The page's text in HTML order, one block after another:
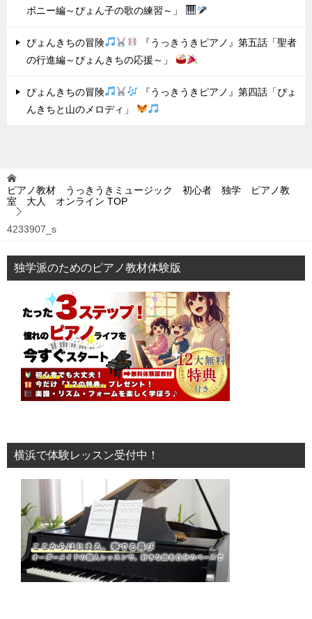
ボニー編～ぴょん子の歌の練習～」
ぴょんきちの冒険
『うっきうきピアノ』第五話「聖者
の行進編～ぴょんきちの応援～」
ぴょんきちの冒険
『うっきうきピアノ』第四話「ぴょ
んきちと山のメロディ」
ピアノ教材 うっきうきミュージック 初心者 独学 ピアノ教
室 大人 オンライン TOP
4233907_s
独学派のためのピアノ教材体験版
横浜で体験レッスン受付中！